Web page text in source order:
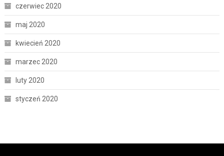
czerwiec 2020
maj 2020
kwiecień 2020
marzec 2020
luty 2020
styczeń 2020